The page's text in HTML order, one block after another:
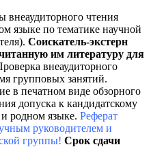
чтения
языке по тематике научной
Соискатель-экстерн
им литературу для
внеаудиторного
групповых занятий.
в печатном виде обзорного
допуска к кандидатскому
родном языке. Реферат
руководителем и
группы! Срок сдачи